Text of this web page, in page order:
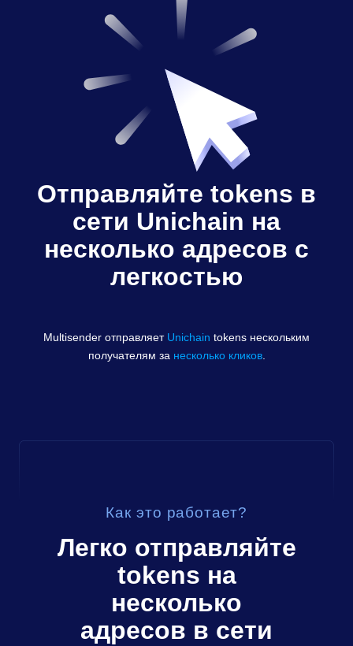
Отправляйте tokens в
сети Unichain на
несколько адресов с
легкостью
Multisender отправляет Unichain tokens нескольким
получателям за несколько кликов.
Как это работает?
Легко отправляйте
tokens на
несколько
адресов в сети